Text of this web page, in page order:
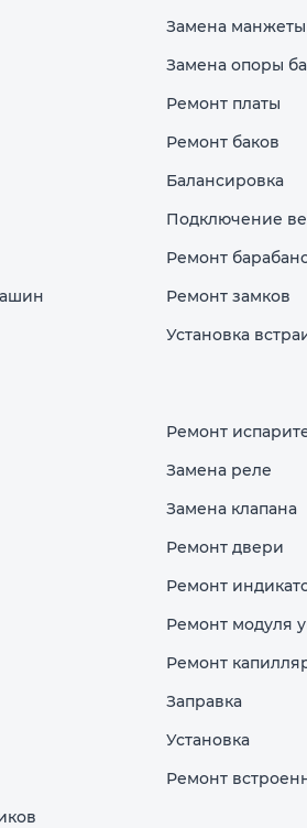
Замена
Замена опоры
Ремонт платы
Ремонт баков
Балансировка
Подключение
Ремонт
Ремонт замков
Установка
Ремонт
Замена реле
Замена клапана
Ремонт двери
Ремонт
Ремонт модуля
Ремонт
Заправка
Установка
Ремонт